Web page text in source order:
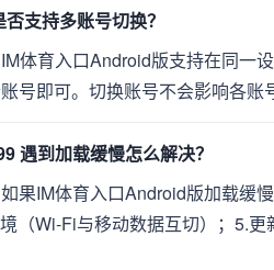
支持多账号切换？
体育入口Android版支持在同一
号即可。切换账号不会影响各账
遇到加载缓慢怎么解决？
果IM体育入口Android版加载缓
（Wi-Fi与移动数据互切）；5.